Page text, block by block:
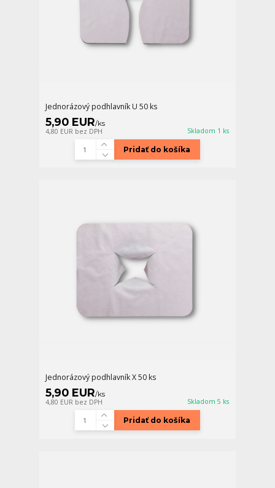
Jednorázový podhlavník U 50 ks
5,90 EUR/ks
4,80 EUR bez DPH Skladom 1 ks
Pridať do košíka
Jednorázový podhlavník X 50 ks
5,90 EUR/ks
4,80 EUR bez DPH Skladom 5 ks
Pridať do košíka